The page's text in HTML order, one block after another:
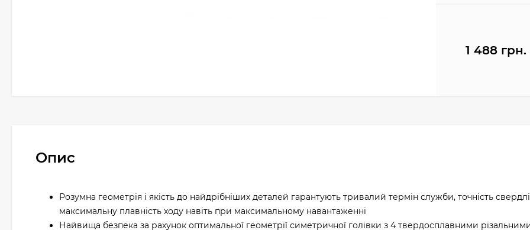
1 488 грн.
Опис
Розумна геометрія і якість до найдрібніших деталей гарантують тривалий термін служби, точність
максимальну плавність ходу навіть при максимальному навантаженні
Найвища безпека за рахунок оптимальної геометрії симетричної голівки з 4 твердосплавними